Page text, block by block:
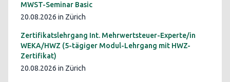
MWST-Seminar Basic
20.08.2026 in Zürich
Zertifikatslehrgang Int. Mehrwertsteuer-Experte/in
WEKA/HWZ (5-tägiger Modul-Lehrgang mit HWZ-
Zertifikat)
20.08.2026 in Zürich